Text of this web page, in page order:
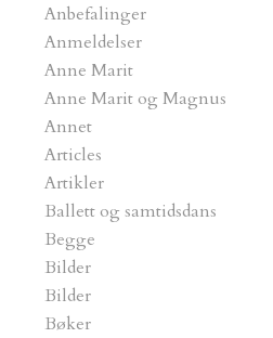
Anbefalinger
Anmeldelser
Anne Marit
Anne Marit og Magnus
Annet
Articles
Artikler
Ballett og samtidsdans
Begge
Bilder
Bilder
Bøker